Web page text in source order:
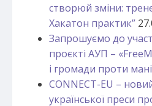
створюй зміни:
Хакатон практик”
Запрошуємо до
проєкті АУП –
і громади проти
CONNECT-EU –
української преси